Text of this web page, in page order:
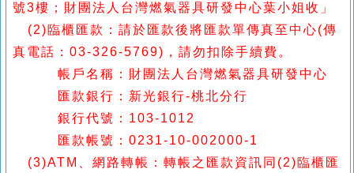
號3樓；財團法人台灣燃氣器具研發中心葉小姐收」
(2)臨櫃匯款：請於匯款後將匯款單傳真至中心(傳
真電話：03-326-5769)，請勿扣除手續費。
帳戶名稱：財團法人台灣燃氣器具研發中心
匯款銀行：新光銀行-桃北分行
銀行代號：103-1012
匯款帳號：0231-10-002000-1
(3)ATM、網路轉帳：轉帳之匯款資訊同(2)臨櫃匯